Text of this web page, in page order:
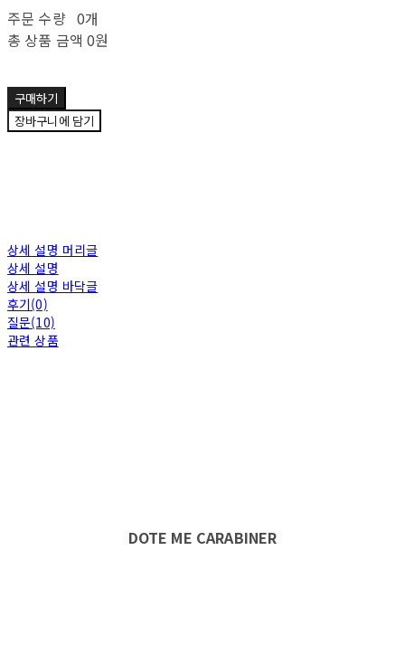
주문 수량 0개
총 상품 금액 0원
구매하기
장바구니에 담기
상세 설명 머리글
상세 설명
상세 설명 바닥글
후기(0)
질문(10)
관련 상품
DOTE ME CARABINER